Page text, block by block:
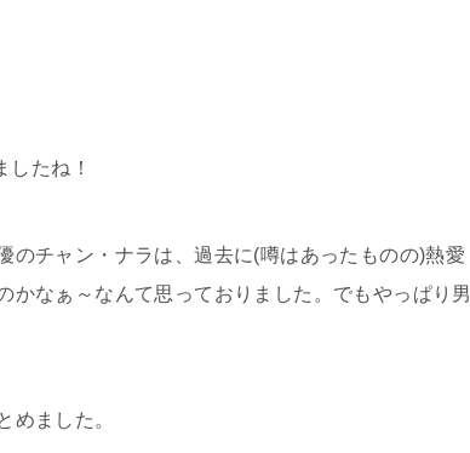
したね！
のチャン・ナラは、過去に(噂はあったものの)熱愛
かなぁ～なんて思っておりました。でもやっぱり男
めました。